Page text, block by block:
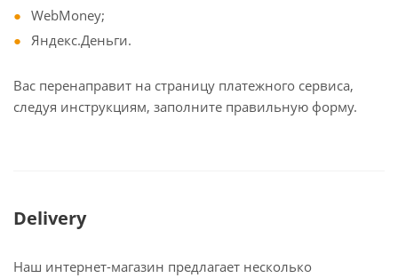
WebMoney;
Яндекс.Деньги.
Вас перенаправит на страницу платежного сервиса,
следуя инструкциям, заполните правильную форму.
Delivery
Наш интернет-магазин предлагает несколько